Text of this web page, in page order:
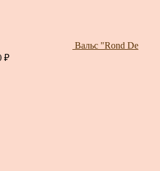
Вальс "Rond De
₽